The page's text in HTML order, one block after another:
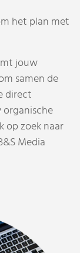
het plan met
jouw
samen de
direct
op zoek naar
Media